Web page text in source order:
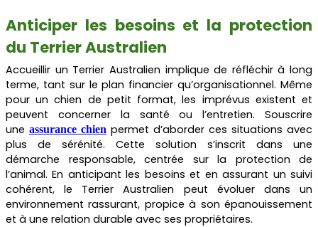
Anticiper les besoins et la protection
du Terrier Australien
Accueillir un Terrier Australien implique de réfléchir à long
terme, tant sur le plan financier qu’organisationnel. Même
pour un chien de petit format, les imprévus existent et
peuvent concerner la santé ou l’entretien. Souscrire
une assurance chien permet d’aborder ces situations avec
plus de sérénité. Cette solution s’inscrit dans une
démarche responsable, centrée sur la protection de
l’animal. En anticipant les besoins et en assurant un suivi
cohérent, le Terrier Australien peut évoluer dans un
environnement rassurant, propice à son épanouissement
et à une relation durable avec ses propriétaires.